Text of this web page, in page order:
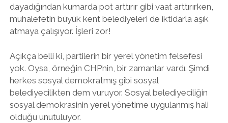
dayadığından kumarda pot arttırır gibi vaat arttırırken,
muhalefetin büyük kent belediyeleri de iktidarla aşık
atmaya çalışıyor. İşleri zor!
Açıkça belli ki, partilerin bir yerel yönetim felsefesi
yok. Oysa, örneğin CHP’nin, bir zamanlar vardı. Şimdi
herkes sosyal demokratmış gibi sosyal
belediyecilikten dem vuruyor. Sosyal belediyeciliğin
sosyal demokrasinin yerel yönetime uygulanmış hali
olduğu unutuluyor.